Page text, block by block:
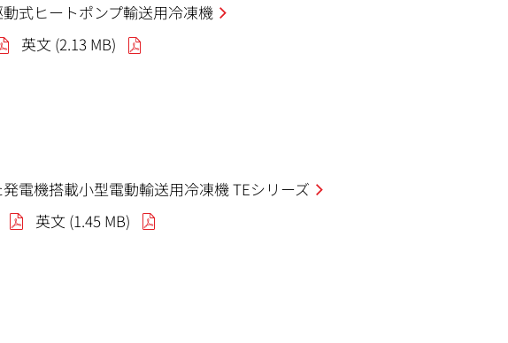
式ヒートポンプ輸送用冷凍機
英文 (2.13 MB)
電機搭載小型電動輸送用冷凍機 TEシリーズ
英文 (1.45 MB)